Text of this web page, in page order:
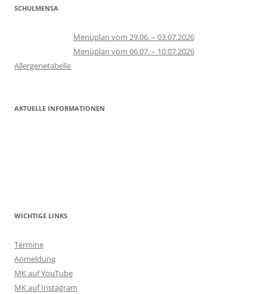
SCHULMENSA
Menüplan vom 29.06. – 03.07.2026
Menüplan vom 06.07. – 10.07.2026
Allergenetabelle
AKTUELLE INFORMATIONEN
WICHTIGE LINKS
Termine
Anmeldung
MK auf YouTube
MK auf Instagram